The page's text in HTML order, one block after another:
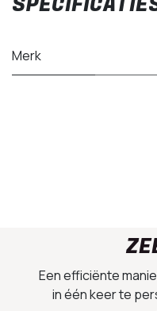
Merk
Een efficiënte
in één keer te